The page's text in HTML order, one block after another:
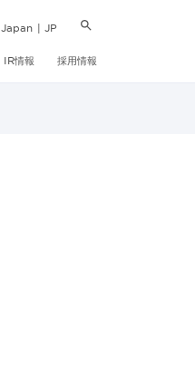
Japan | JP
IR情報 採用情報